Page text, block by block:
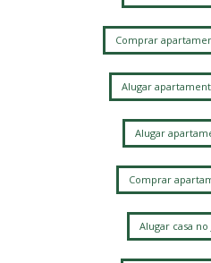
Comprar
Alugar
Alugar
Comprar
Alugar casa